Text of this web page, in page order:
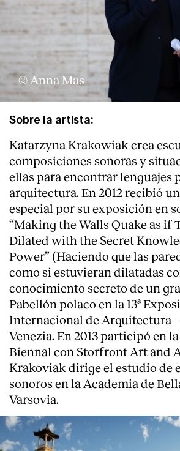
© Anna Mas
Sobre la artista:
Katarzyna Krakowiak crea
composiciones sonoras y
ellas para encontrar lenguajes
arquitectura. En 2012 recibió
especial por su exposición en
“Making the Walls Quake as if
Dilated with the Secret
Power” (Haciendo que las
como si estuvieran dilatadas
conocimiento secreto de un
Pabellón polaco en la 13ª
Internacional de Arquitectura
Venezia. En 2013 participó en
Biennal con Storfront Art and
Krakoviak dirige el estudio de
sonoros en la Academia de
Varsovia.